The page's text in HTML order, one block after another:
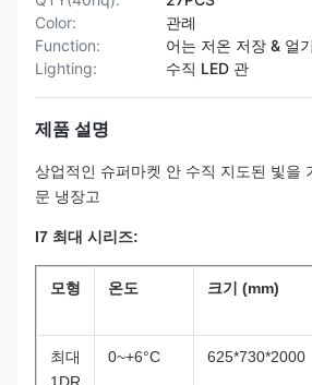
Color:
관례
Function:
어는 저온 저장 & 얼기
Lighting:
수직 LED 관
제품 설명
상업적인 슈퍼마켓 안 수직 지도된 빛을
문 냉장고
I7 최대 시리즈:
모형 온도 크기 (mm)
최대
0~+6°C 625*730*2000